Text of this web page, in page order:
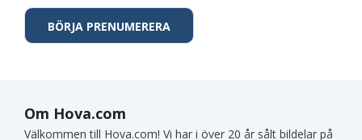
Om Hova.com
Välkommen till Hova.com! Vi har i över 20 år sålt bildelar på